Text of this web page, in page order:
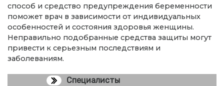
способ и средство предупреждения беременности
поможет врач в зависимости от индивидуальных
особенностей и состояния здоровья женщины.
Неправильно подобранные средства защиты могут
привести к серьезным последствиям и
заболеваниям.
Специалисты